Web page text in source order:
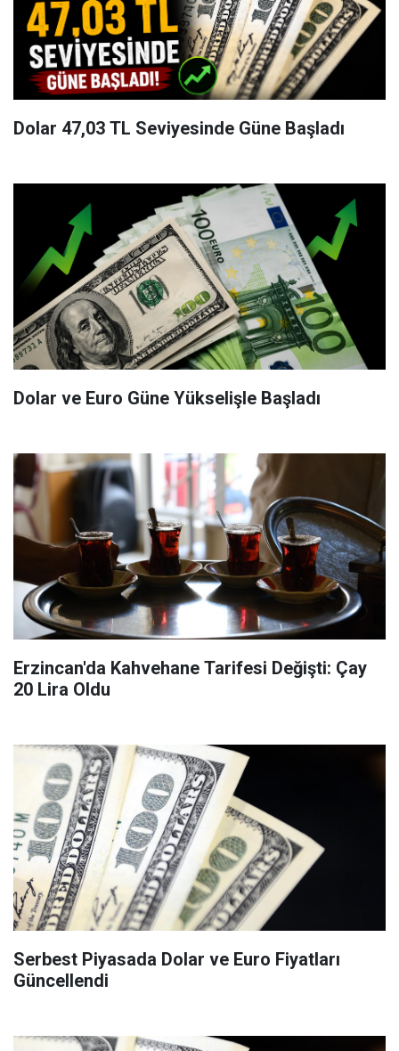
Dolar 47,03 TL Seviyesinde Güne Başladı
Dolar ve Euro Güne Yükselişle Başladı
Erzincan'da Kahvehane Tarifesi Değişti: Çay
20 Lira Oldu
Serbest Piyasada Dolar ve Euro Fiyatları
Güncellendi